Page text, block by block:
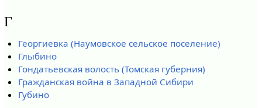
Г
Георгиевка (Наумовское сельское поселение)
Глыбино
Гондатьевская волость (Томская губерния)
Гражданская война в Западной Сибири
Губино